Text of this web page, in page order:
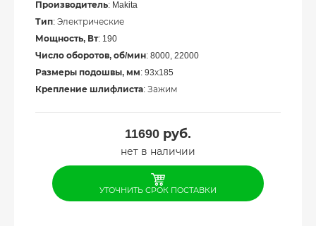
Производитель: Makita
Тип: Электрические
Мощность, Вт: 190
Число оборотов, об/мин: 8000, 22000
Размеры подошвы, мм: 93х185
Крепление шлифлиста: Зажим
11690 руб.
нет в наличии
УТОЧНИТЬ СРОК ПОСТАВКИ